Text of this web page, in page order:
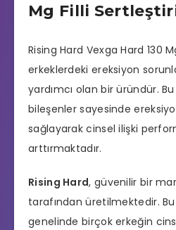
Mg Filli
Rising Hard Vexga Hard 130
erkeklerdeki ereksiyon
yardımcı olan bir üründür.
bileşenler sayesinde
sağlayarak cinsel ilişki
arttırmaktadır.
Rising Hard, güvenilir bir
tarafından üretilmektedir.
genelinde birçok erkeğin